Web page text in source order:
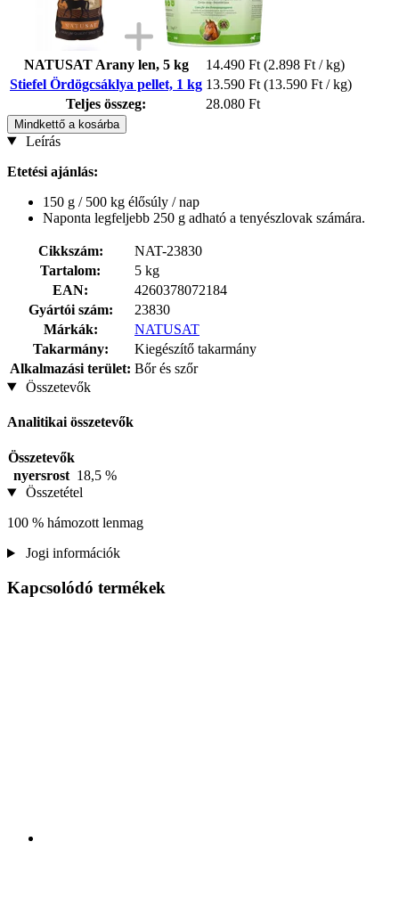
NATUSAT Arany len, 5 kg 14.490 Ft (2.898 Ft / kg)
Stiefel Ördögcsáklya pellet, 1 kg 13.590 Ft (13.590 Ft / kg)
Teljes összeg:
28.080 Ft
Mindkettő a kosárba
Leírás
Etetési ajánlás:
150 g / 500 kg élősúly / nap
Naponta legfeljebb 250 g adható a tenyészlovak számára.
Cikkszám:
NAT-23830
Tartalom:
5 kg
EAN:
4260378072184
Gyártói szám:
23830
Márkák:
NATUSAT
Takarmány:
Kiegészítő takarmány
Alkalmazási terület: Bőr és szőr
Összetevők
Analitikai összetevők
Összetevők
nyersrost 18,5 %
Összetétel
100 % hámozott lenmag
Jogi információk
Kapcsolódó termékek